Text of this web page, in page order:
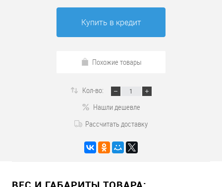
Купить в кредит
Похожие товары
Кол-во:
Нашли дешевле
Рассчитать доставку